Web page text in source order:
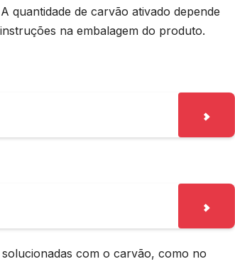
quantidade de carvão ativado depende
na embalagem do produto.
com o carvão, como no